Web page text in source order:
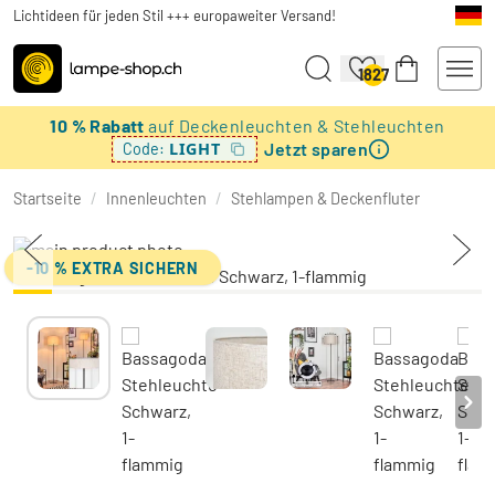
Lichtideen für jeden Stil +++ europaweiter Versand!
1827
10 % Rabattauf Deckenleuchten & Stehleuchten
Code: LIGHT Jetzt sparen
Startseite / Innenleuchten / Stehlampen & Deckenfluter
-10 % EXTRA SICHERN